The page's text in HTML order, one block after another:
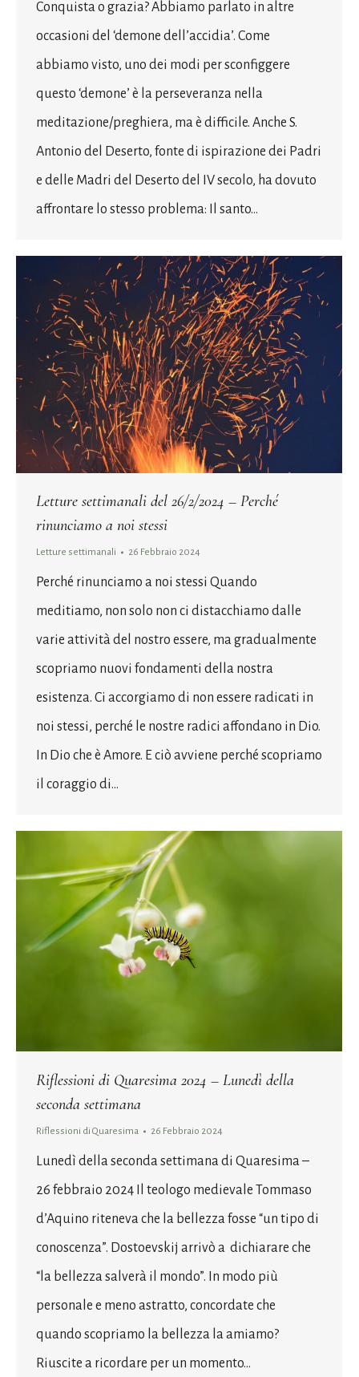
Conquista o grazia? Abbiamo parlato in altre
occasioni del ‘demone dell’accidia’. Come
abbiamo visto, uno dei modi per sconfiggere
questo ‘demone’ è la perseveranza nella
meditazione/preghiera, ma è difficile. Anche S.
Antonio del Deserto, fonte di ispirazione dei Padri
e delle Madri del Deserto del IV secolo, ha dovuto
affrontare lo stesso problema: Il santo…
Letture settimanali del 26/2/2024 – Perché
rinunciamo a noi stessi
Letture settimanali 26 Febbraio 2024
Perché rinunciamo a noi stessi Quando
meditiamo, non solo non ci distacchiamo dalle
varie attività del nostro essere, ma gradualmente
scopriamo nuovi fondamenti della nostra
esistenza. Ci accorgiamo di non essere radicati in
noi stessi, perché le nostre radici affondano in Dio.
In Dio che è Amore. E ciò avviene perché scopriamo
il coraggio di…
Riflessioni di Quaresima 2024 – Lunedì della
seconda settimana
Riflessioni di Quaresima 26 Febbraio 2024
Lunedì della seconda settimana di Quaresima –
26 febbraio 2024 Il teologo medievale Tommaso
d’Aquino riteneva che la bellezza fosse “un tipo di
conoscenza”. Dostoevskij arrivò a dichiarare che
“la bellezza salverà il mondo”. In modo più
personale e meno astratto, concordate che
quando scopriamo la bellezza la amiamo?
Riuscite a ricordare per un momento…